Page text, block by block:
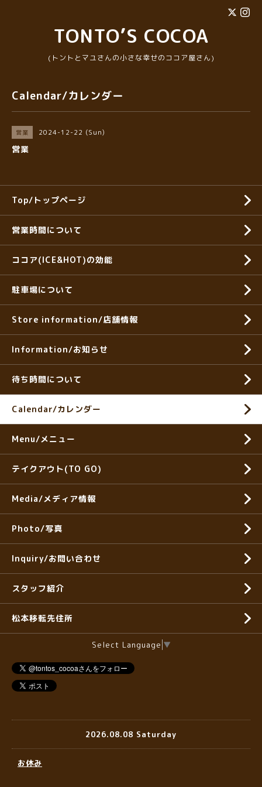
TONTO’S COCOA
(トントとマユさんの小さな幸せのココア屋さん)
Calendar/カレンダー
営業 2024-12-22 (Sun)
営業
Top/トップページ
営業時間について
ココア(ICE&HOT)の効能
駐車場について
Store information/店舗情報
Information/お知らせ
待ち時間について
Calendar/カレンダー
Menu/メニュー
テイクアウト(TO GO)
Media/メディア情報
Photo/写真
Inquiry/お問い合わせ
スタッフ紹介
松本移転先住所
Select Language ▼
2026.08.08 Saturday
お休み